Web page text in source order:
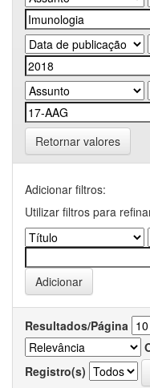
Retornar valores
Adicionar filtros:
Utilizar filtros para
Resultados/Página
Registro(s)